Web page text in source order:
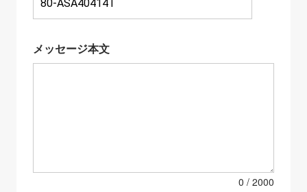
メッセージ本文
0